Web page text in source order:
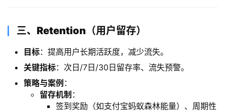
​三、Retention（用户留存）​
​目标​​：提高用户长期活跃度，减少流失。
​关键指标​​：次日/7日/30日留存率、流失预警。
​策略与案例​ ​：
​留存机制​ ​：
签到奖励（如支付宝蚂蚁森林能量）、周期性